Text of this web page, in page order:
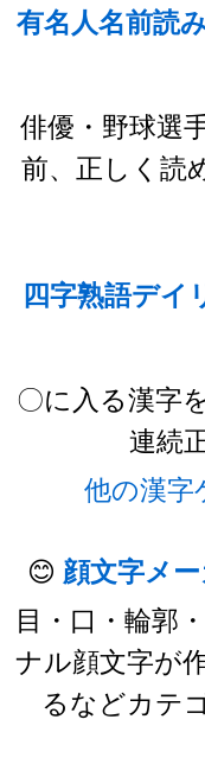
有名人名前読
俳優・野球選
前、正しく読
四字熟語デイ
〇に入る漢字
連続
他の漢字
😊 顔文字メ
目・口・輪郭
ナル顔文字が
るなどカテ